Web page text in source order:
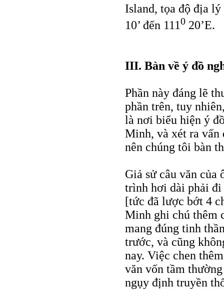
Island, tọa độ địa
10’ đến 1110 20’E.
III. Bàn về ý đồ
Phần này đáng lẽ
phần trên, tuy
là nơi biểu hiện ý
Minh, và xét ra vấn
nên chúng tôi bàn
Giả sử câu văn
trình hơi dài phải đi
[tức đã lược bớt 4
Minh ghi chú thêm
mang đúng tinh
trước, và cũng
nay. Việc chen
văn vốn tầm
ngụy định truyền